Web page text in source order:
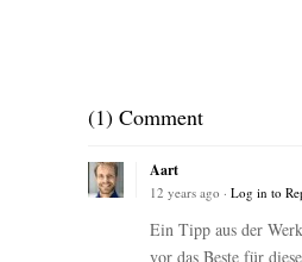
(1) Comment
Aart
12 years ago · Log in to
Ein Tipp aus der
vor das Beste für